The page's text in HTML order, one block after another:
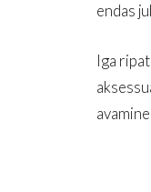
endas
Iga